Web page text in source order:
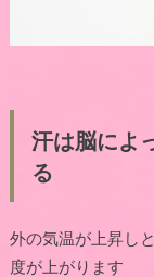
汗は脳によ
る
外の気温が上昇し
度が上がります